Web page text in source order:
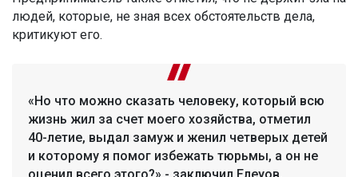
людей, которые, не зная всех обстоятельств дела,
критикуют его.
«Но что можно сказать человеку, который всю
жизнь жил за счет моего хозяйства, отметил
40-летие, выдал замуж и женил четверых детей
и которому я помог избежать тюрьмы, а он не
оценил всего этого?» - заключил Елеуов.